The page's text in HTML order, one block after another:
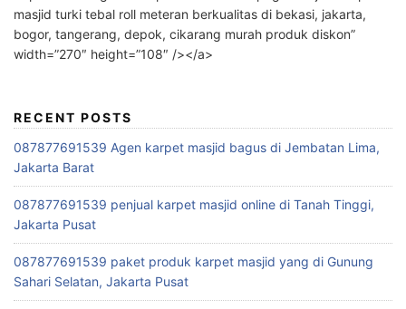
masjid turki tebal roll meteran berkualitas di bekasi, jakarta,
bogor, tangerang, depok, cikarang murah produk diskon”
width=”270″ height=”108″ /></a>
RECENT POSTS
087877691539 Agen karpet masjid bagus di Jembatan Lima,
Jakarta Barat
087877691539 penjual karpet masjid online di Tanah Tinggi,
Jakarta Pusat
087877691539 paket produk karpet masjid yang di Gunung
Sahari Selatan, Jakarta Pusat